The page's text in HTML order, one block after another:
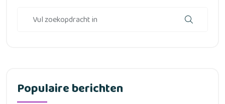
Populaire berichten